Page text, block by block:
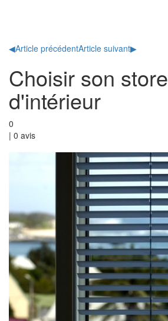
◀Article précédentArticle suivant▶
Choisir son store
d'intérieur
0
| 0 avis